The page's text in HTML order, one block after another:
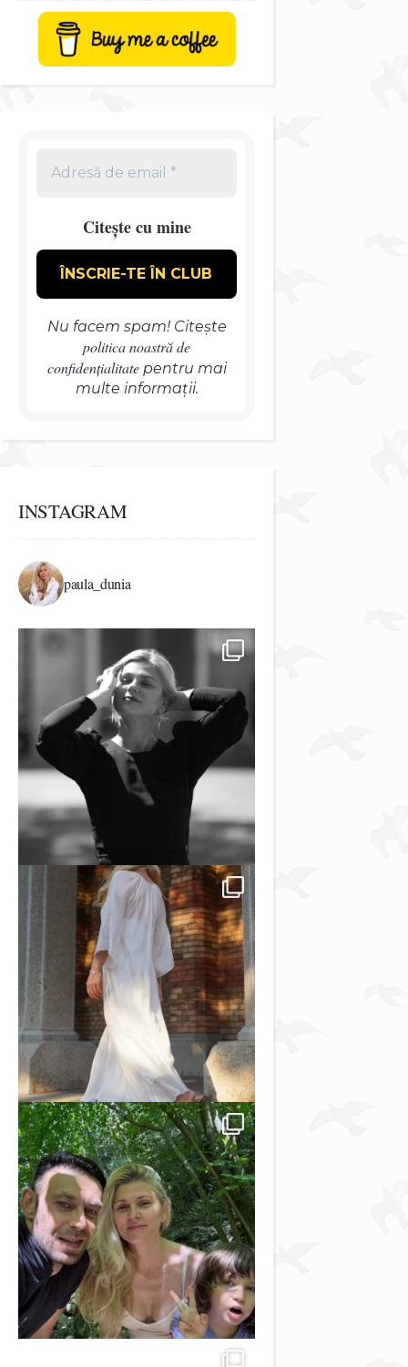
Citește cu mine
Nu facem spam! Citește
politica noastră de
confidențialitatepentru mai
multe informații.
INSTAGRAM
paula_dunia